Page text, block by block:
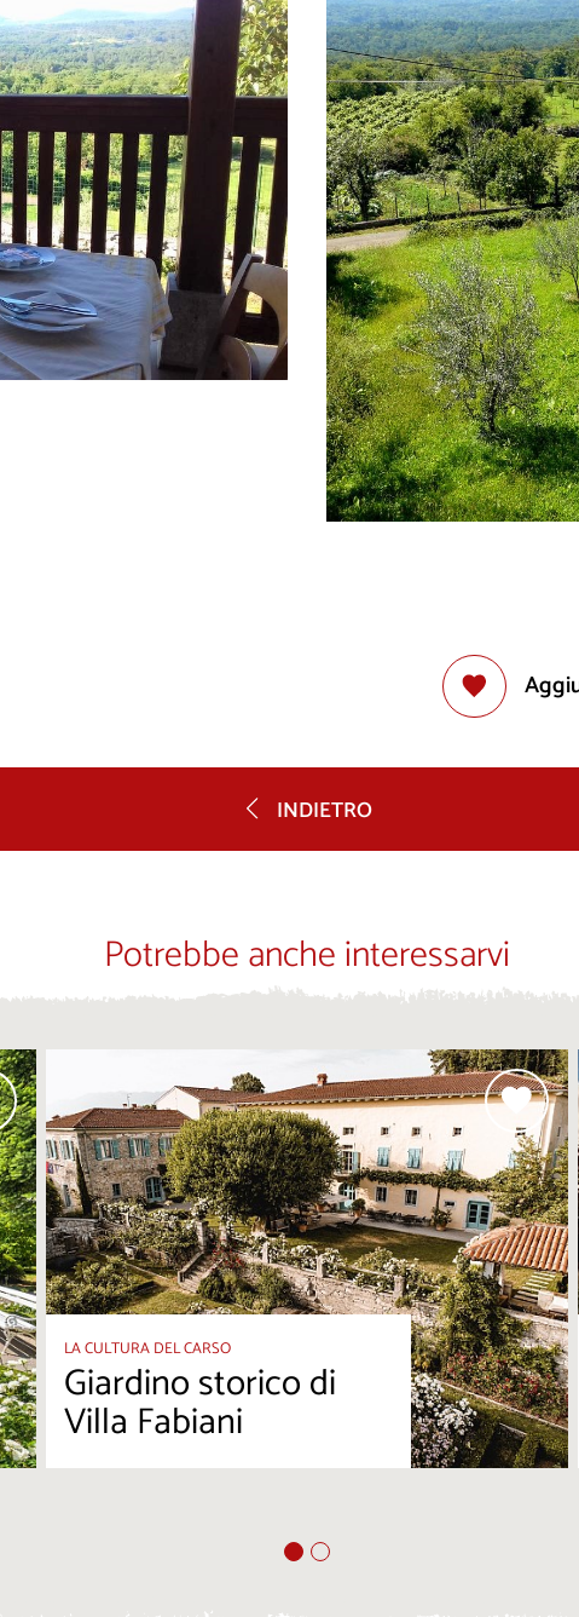
INDIETRO
Potrebbe anche interessarvi
LA CULTURA DEL CARSO
Giardino storico di
Villa Fabiani